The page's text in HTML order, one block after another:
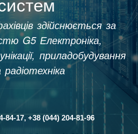
здійснюється за
G5 Електроніка,
приладобудування
84-17, +38 (044) 204-81-96